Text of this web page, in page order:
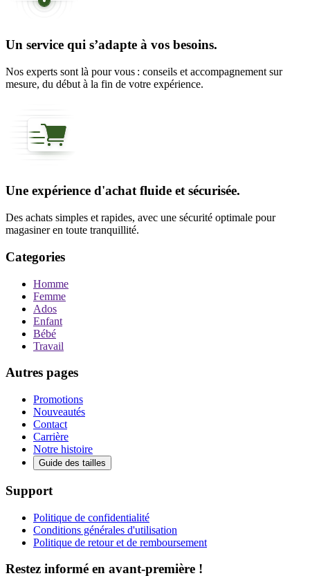
Un service qui s’adapte à vos besoins.
Nos experts sont là pour vous : conseils et accompagnement sur
mesure, du début à la fin de votre expérience.
Une expérience d'achat fluide et sécurisée.
Des achats simples et rapides, avec une sécurité optimale pour
magasiner en toute tranquillité.
Categories
Homme
Femme
Ados
Enfant
Bébé
Travail
Autres pages
Promotions
Nouveautés
Contact
Carrière
Notre histoire
Guide des tailles
Support
Politique de confidentialité
Conditions générales d'utilisation
Politique de retour et de remboursement
Restez informé en avant-première !